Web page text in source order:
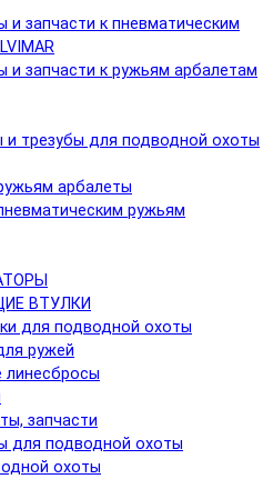
и запчасти к пневматическим
и запчасти к ружьям арбалетам
и трезубы для подводной охоты
арбалеты
ружьям
ВТУЛКИ
для подводной охоты
ружей
линесбросы
запчасти
для подводной охоты
охоты